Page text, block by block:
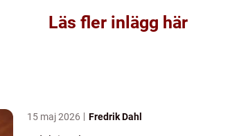
Läs fler inlägg här
15 maj 2026 Fredrik Dahl